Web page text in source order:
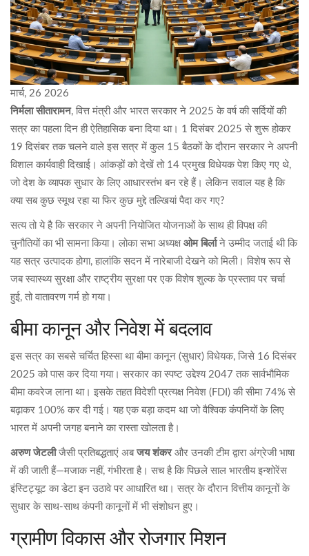
मार्च, 26 2026
निर्मला सीतारामन, वित्त मंत्रीऔर भारत सरकार ने 2025 के वर्ष की सर्दियों की
सत्र का पहला दिन ही ऐतिहासिक बना दिया था। 1 दिसंबर 2025 से शुरू होकर
19 दिसंबर तक चलने वाले इस सत्र में कुल 15 बैठकों के दौरान सरकार ने अपनी
विशाल कार्यवाही दिखाई। आंकड़ों को देखें तो 14 प्रमुख विधेयक पेश किए गए थे,
जो देश के व्यापक सुधार के लिए आधारस्तंभ बन रहे हैं। लेकिन सवाल यह है कि
क्या सब कुछ स्मूथ रहा या फिर कुछ मुद्दे तल्खियां पैदा कर गए?
सत्य तो ये है कि सरकार ने अपनी नियोजित योजनाओं के साथ ही विपक्ष की
चुनौतियों का भी सामना किया। लोका सभा अध्यक्ष ओम बिर्लाने उम्मीद जताई थी कि
यह सत्र उत्पादक होगा, हालांकि सदन में नारेबाजी देखने को मिली। विशेष रूप से
जब स्वास्थ्य सुरक्षा और राष्ट्रीय सुरक्षा पर एक विशेष शुल्क के प्रस्ताव पर चर्चा
हुई, तो वातावरण गर्म हो गया।
बीमा कानून और निवेश में बदलाव
इस सत्र का सबसे चर्चित हिस्सा था बीमा कानून (सुधार) विधेयक, जिसे 16 दिसंबर
2025 को पास कर दिया गया। सरकार का स्पष्ट उद्देश्य 2047 तक सार्वभौमिक
बीमा कवरेज लाना था। इसके तहत विदेशी प्रत्यक्ष निवेश (FDI) की सीमा 74% से
बढ़ाकर 100% कर दी गई। यह एक बड़ा कदम था जो वैश्विक कंपनियों के लिए
भारत में अपनी जगह बनाने का रास्ता खोलता है।
अरुण जेटलीजैसी प्रतिबद्धताएं अब जय शंकरऔर उनकी टीम द्वारा अंग्रेजी भाषा
में की जाती हैं—मजाक नहीं, गंभीरता है। सच है कि पिछले साल भारतीय इन्शोरेंस
इंस्टिट्यूट का डेटा इन उठावे पर आधारित था। सत्र के दौरान वित्तीय कानूनों के
सुधार के साथ-साथ कंपनी कानूनों में भी संशोधन हुए।
ग्रामीण विकास और रोजगार मिशन